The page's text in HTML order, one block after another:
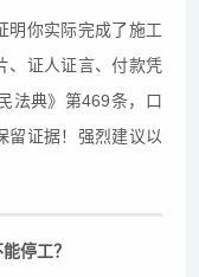
明你实际完成了施工
、证人证言、付款凭
法典》第469条，口
留证据！强烈建议以
停工？